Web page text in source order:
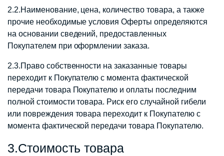
2.2.Наименование, цена, количество товара, а также
прочие необходимые условия Оферты определяются
на основании сведений, предоставленных
Покупателем при оформлении заказа.
2.3.Право собственности на заказанные товары
переходит к Покупателю с момента фактической
передачи товара Покупателю и оплаты последним
полной стоимости товара. Риск его случайной гибели
или повреждения товара переходит к Покупателю с
момента фактической передачи товара Покупателю.
3.Стоимость товара